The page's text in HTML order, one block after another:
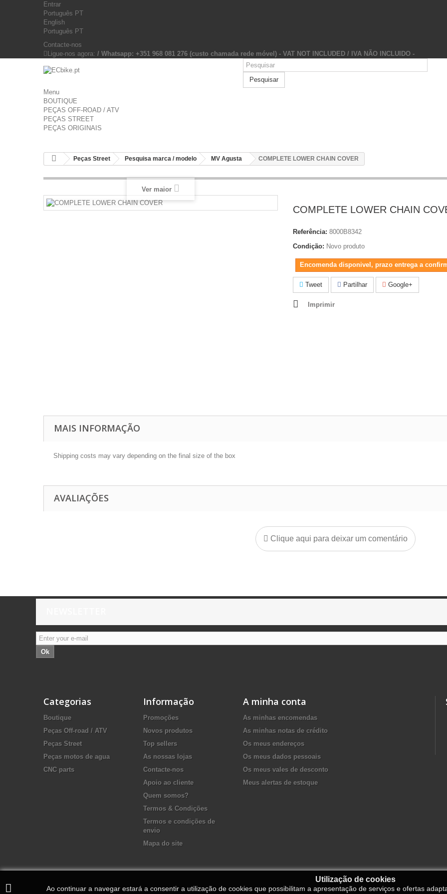
Entrar
Português PT
English
Português PT
Contacte-nos
Ligue-nos agora: / Whatsapp: +351 968 081 276 (custo chamada rede móvel) - VAT NOT INCLUDED / IVA NÃO INCLUIDO -
Pesquisar
Menu
BOUTIQUE
PEÇAS OFF-ROAD / ATV
PEÇAS STREET
PEÇAS ORIGINAIS
Peças Street Pesquisa marca / modelo MV Agusta COMPLETE LOWER CHAIN COVER
Ver maior
COMPLETE LOWER CHAIN
Referência: 8000B8342
Condição: Novo produto
Encomenda disponivel, prazo entrega a
Tweet Partilhar Google+
Imprimir
MAIS INFORMAÇÃO
Shipping costs may vary depending on the final size of the box
AVALIAÇÕES
Clique aqui para deixar um comentário
Ok
Categorias
Boutique
Peças Off-road / ATV
Peças Street
Peças motos de agua
CNC parts
Informação
Promoções
Novos produtos
Top sellers
As nossas lojas
Contacte-nos
Apoio ao cliente
Quem somos?
Termos & Condições
Termos e condições de
envio
Mapa do site
A minha conta
As minhas encomendas
As minhas notas de crédito
Os meus endereços
Os meus dados pessoais
Os meus vales de desconto
Meus alertas de estoque
Utilização de cookies
Ao continuar a navegar estará a consentir a utilização de cookies que possibilitam a apresentação de serviços e ofertas